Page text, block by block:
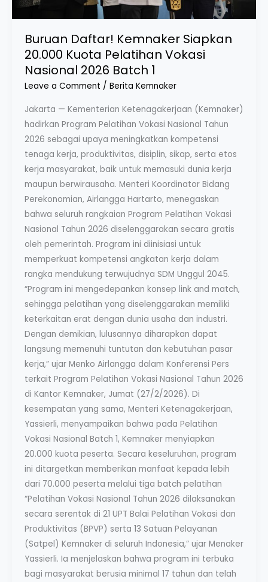
Buruan Daftar! Kemnaker Siapkan
20.000 Kuota Pelatihan Vokasi
Nasional 2026 Batch 1
Leave a Comment / Berita Kemnaker
Jakarta — Kementerian Ketenagakerjaan (Kemnaker)
hadirkan Program Pelatihan Vokasi Nasional Tahun
2026 sebagai upaya meningkatkan kompetensi
tenaga kerja, produktivitas, disiplin, sikap, serta etos
kerja masyarakat, baik untuk memasuki dunia kerja
maupun berwirausaha. Menteri Koordinator Bidang
Perekonomian, Airlangga Hartarto, menegaskan
bahwa seluruh rangkaian Program Pelatihan Vokasi
Nasional Tahun 2026 diselenggarakan secara gratis
oleh pemerintah. Program ini diinisiasi untuk
memperkuat kompetensi angkatan kerja dalam
rangka mendukung terwujudnya SDM Unggul 2045.
“Program ini mengedepankan konsep link and match,
sehingga pelatihan yang diselenggarakan memiliki
keterkaitan erat dengan dunia usaha dan industri.
Dengan demikian, lulusannya diharapkan dapat
langsung memenuhi tuntutan dan kebutuhan pasar
kerja,” ujar Menko Airlangga dalam Konferensi Pers
terkait Program Pelatihan Vokasi Nasional Tahun 2026
di Kantor Kemnaker, Jumat (27/2/2026). Di
kesempatan yang sama, Menteri Ketenagakerjaan,
Yassierli, menyampaikan bahwa pada Pelatihan
Vokasi Nasional Batch 1, Kemnaker menyiapkan
20.000 kuota peserta. Secara keseluruhan, program
ini ditargetkan memberikan manfaat kepada lebih
dari 70.000 peserta melalui tiga batch pelatihan
“Pelatihan Vokasi Nasional Tahun 2026 dilaksanakan
secara serentak di 21 UPT Balai Pelatihan Vokasi dan
Produktivitas (BPVP) serta 13 Satuan Pelayanan
(Satpel) Kemnaker di seluruh Indonesia,” ujar Menaker
Yassierli. Ia menjelaskan bahwa program ini terbuka
bagi masyarakat berusia minimal 17 tahun dan telah